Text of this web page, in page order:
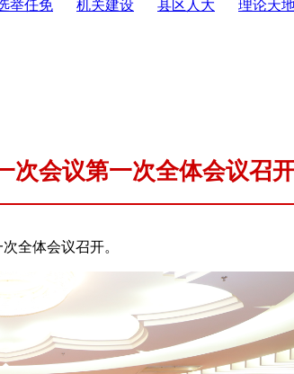
举任免 机关建设 县区人大 理论天
次会议第一次全体会议召
全体会议召开。